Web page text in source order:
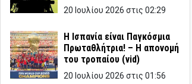
20 Ιουλίου 2026 στις 02:29
Η Ισπανία είναι Παγκόσμια
Πρωταθλήτρια! – Η απονομή
του τροπαίου (vid)
20 Ιουλίου 2026 στις 01:56